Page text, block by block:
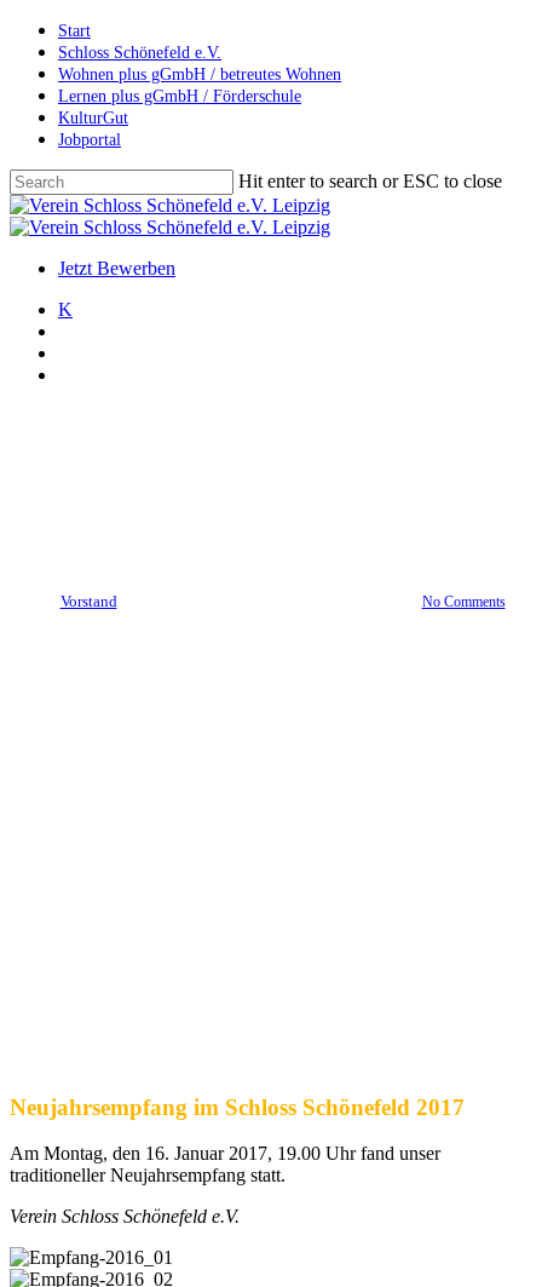
Skip
main
content
Start
Schloss Schönefeld e.V.
Wohnen plus gGmbH / betreutes Wohnen
Lernen plus gGmbH / Förderschule
KulturGut
Jobportal
Hit enter to search or ESC to close
Close
Search
search
account
Menu
Jetzt Bewerben
K
Vorstand No Comments
Neujahrsempfang im Schloss Schönefeld 2017
Am Montag, den 16. Januar 2017, 19.00 Uhr fand unser
traditioneller Neujahrsempfang statt.
Verein Schloss Schönefeld e.V.